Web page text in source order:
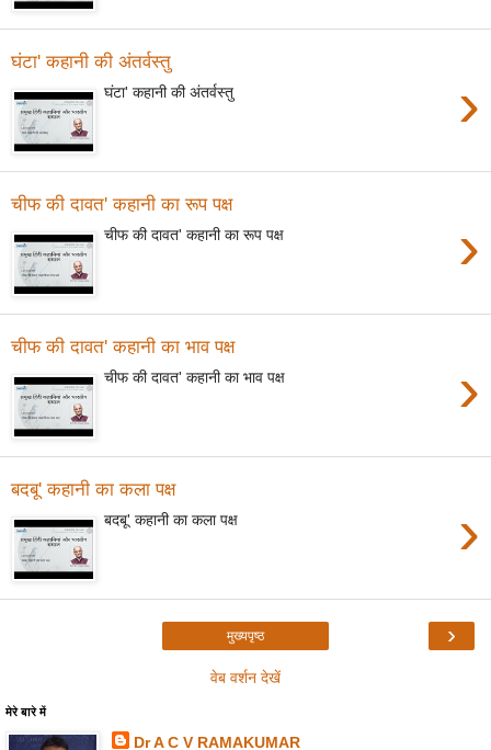
घंटा' कहानी की अंतर्वस्तु
›
घंटा' कहानी की अंतर्वस्तु
चीफ की दावत' कहानी का रूप पक्ष
›
चीफ की दावत' कहानी का रूप पक्ष
चीफ की दावत' कहानी का भाव पक्ष
›
चीफ की दावत' कहानी का भाव पक्ष
बदबू' कहानी का कला पक्ष
›
बदबू' कहानी का कला पक्ष
›
मुख्यपृष्ठ
वेब वर्शन देखें
मेरे बारे में
Dr A C V RAMAKUMAR